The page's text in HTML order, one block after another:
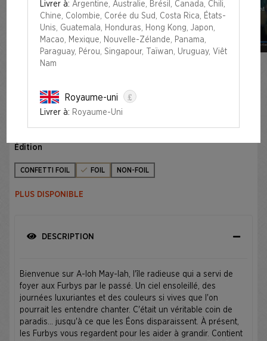
SECRET LAIR X FURBY: DOO-AY NOO-LAH FOIL
EDITION​
Édition
CONFETTI FOIL FOIL NON-FOIL
PLUS DISPONIBLE
DESCRIPTION
Bienvenue sur A-loh May-lah, l'île radieuse qui a servi de
foyer aux Furbys par le passé. Un ciel ensoleillé, des
journées luxuriantes et des couleurs si vives que l'on
pourrait les entendre chanter. C'était un véritable coin de
paradis... jusqu'à ce que les Éons disparaissent. À présent,
les Furbys vous regardent pour les aider à grandir. Contient
Livrer à: Argentine, Australie, Brésil, Canada, Chili,
Chine, Colombie, Corée du Sud, Costa Rica, États-
Unis, Guatemala, Honduras, Hong Kong, Japon,
Macao, Mexique, Nouvelle-Zélande, Panama,
Paraguay, Pérou, Singapour, Taïwan, Uruguay, Viêt
Nam
Royaume-uni £
Livrer à: Royaume-Uni